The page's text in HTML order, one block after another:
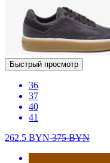
Быстрый просмотр
36
37
40
41
262.5 BYN375BYN